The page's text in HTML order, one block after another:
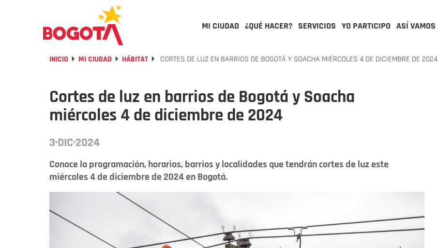
MI CIUDAD ¿QUÉ HACER? SERVICIOS YO PARTICIPO ASÍ VAMOS
INICIO MI CIUDAD HÁBITAT CORTES DE LUZ EN BARRIOS DE BOGOTÁ Y SOACHA MIÉRCOLES 4 DE DICIEMBRE DE 2024
Cortes de luz en barrios de Bogotá y Soacha
miércoles 4 de diciembre de 2024
3·DIC·2024
Conoce la programación, horarios, barrios y localidades que tendrán cortes de luz este
miércoles 4 de diciembre de 2024 en Bogotá.